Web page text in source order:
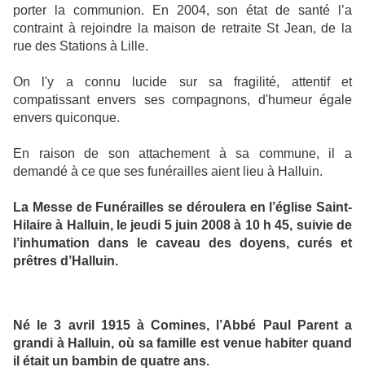
porter la communion. En 2004, son état de santé l’a
contraint à rejoindre la maison de retraite St Jean, de la
rue des Stations à Lille.
On l'y a connu lucide sur sa fragilité, attentif et
compatissant envers ses compagnons, d'humeur égale
envers quiconque.
En raison de son attachement à sa commune, il a
demandé à ce que ses funérailles aient lieu à Halluin.
La Messe de Funérailles se déroulera en l’église Saint-
Hilaire à Halluin, le jeudi 5 juin 2008 à 10 h 45, suivie de
l’inhumation dans le caveau des doyens, curés et
prêtres d’Halluin.
Né le 3 avril 1915 à Comines, l’Abbé Paul Parent a
grandi à Halluin, où sa famille est venue habiter quand
il était un bambin de quatre ans.